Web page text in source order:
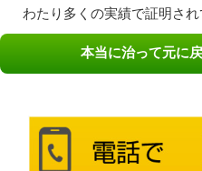
わたり多くの実績で証明され
本当に治って元に